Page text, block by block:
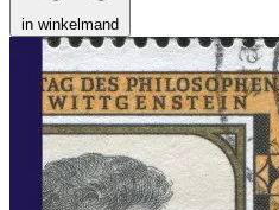
in winkelmand